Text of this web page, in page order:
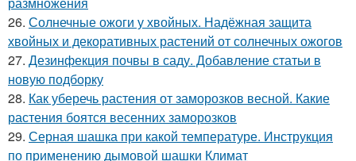
26. Солнечные ожоги у хвойных. Надёжная защита
хвойных и декоративных растений от солнечных ожогов
27. Дезинфекция почвы в саду. Добавление статьи в
новую подборку
28. Как уберечь растения от заморозков весной. Какие
растения боятся весенних заморозков
29. Серная шашка при какой температуре. Инструкция
по применению дымовой шашки Климат